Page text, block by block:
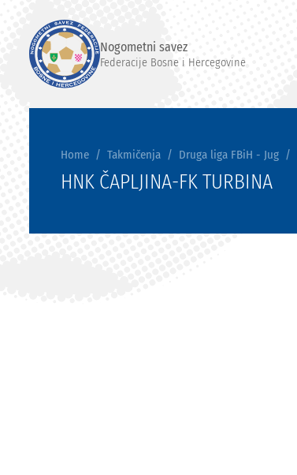
Nogometni savez
Federacije Bosne i Hercegovine
Home Takmičenja Druga liga FBiH - Jug
HNK ČAPLJINA-FK TURBINA